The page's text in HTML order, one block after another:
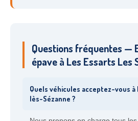
Questions fréquentes —
épave à Les Essarts Les
Quels véhicules acceptez-vous à
lès-Sézanne ?